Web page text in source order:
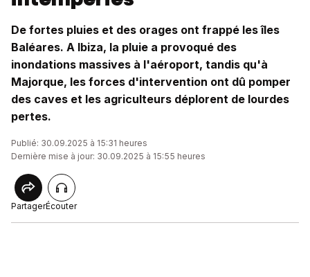
De fortes pluies et des orages ont frappé les îles
Baléares. A Ibiza, la pluie a provoqué des
inondations massives à l'aéroport, tandis qu'à
Majorque, les forces d'intervention ont dû pomper
des caves et les agriculteurs déplorent de lourdes
pertes.
Publié: 30.09.2025 à 15:31 heures
Dernière mise à jour: 30.09.2025 à 15:55 heures
PartagerÉcouter